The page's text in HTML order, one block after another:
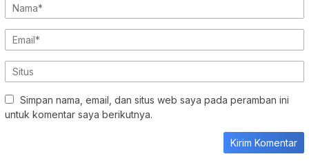
Simpan nama, email, dan situs web saya pada peramban ini
untuk komentar saya berikutnya.